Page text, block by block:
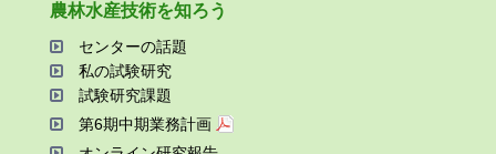
農林⽔産技術を知ろう
センターの話題
私の試験研究
試験研究課題
第6期中期業務計画